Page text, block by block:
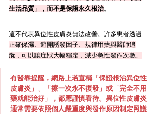
生活品質」，而不是保證永久根治。
這不代表異位性皮膚炎無法改善。許多患者透過
正確保濕、避開誘發因子、規律用藥與醫師追
蹤，可以讓症狀大幅穩定，減少急性發作次數。
有醫靠提醒，網路上若宣稱「保證根治異位性
皮膚炎」、「擦一次永不復發」或「完全不用
藥就能治好」，都應謹慎看待。異位性皮膚炎
通常需要依照個人嚴重度與發作原因制定照護